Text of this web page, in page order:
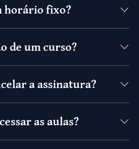
horário fixo?
de um curso?
a assinatura?
as aulas?